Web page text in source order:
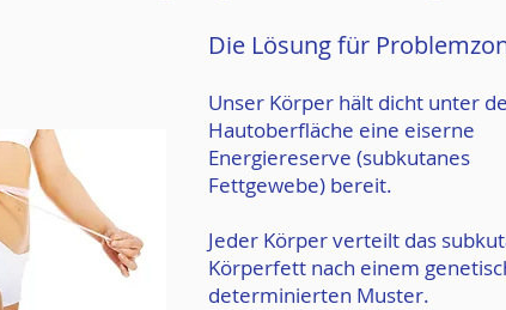
Die Lösung für
Unser Körper hält dicht unter
Hautoberfläche eine eiserne
Energiereserve (subkutanes
Fettgewebe) bereit.
Jeder Körper verteilt das
Körperfett nach einem
determinierten Muster.